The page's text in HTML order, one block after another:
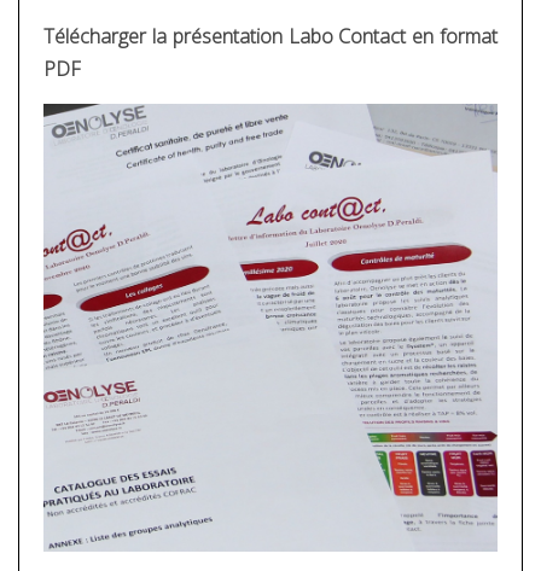
Télécharger la présentation Labo Contact en format
PDF